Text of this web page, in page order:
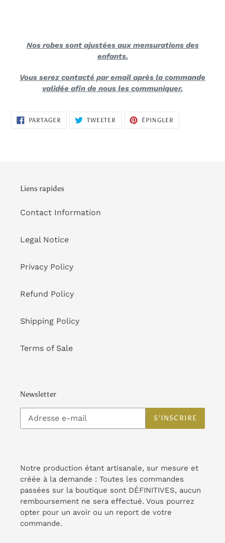
Nos robes sont ajustées aux mensurations des
enfants.
Vous serez contacté par email après la commande
validée afin de nous les communiquer.
PARTAGER PARTAGERTWEETER TWEETERÉPINGLER
Liens rapides
Contact Information
Legal Notice
Privacy Policy
Refund Policy
Shipping Policy
Terms of Sale
Newsletter
S'INSCRIRE
Notre production étant artisanale, sur mesure et
créée à la demande : Toutes les commandes
passées sur la boutique sont DÉFINITIVES, aucun
remboursement ne sera effectué. Vous pourrez
opter pour un avoir ou un report de votre
commande.